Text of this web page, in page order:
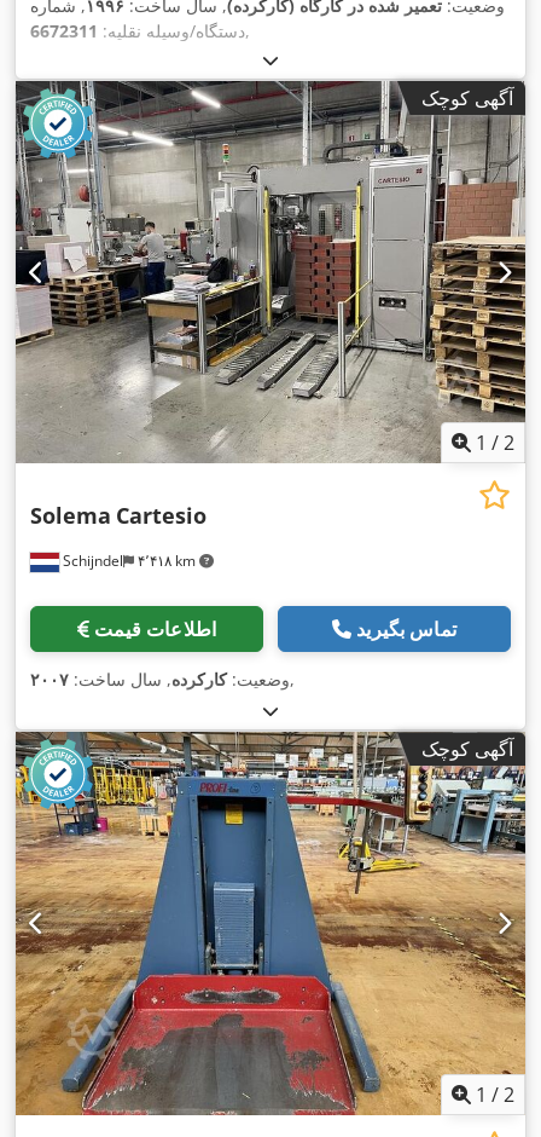
وضعیت: تعمیر شده در کارگاه (کارکرده), سال ساخت: ۱۹۹۶, شماره
دستگاه/وسیله نقلیه: 6672311 ,
آگهی کوچک
1 /2
Schijndel ۴٬۴۱۸ km
Solema Cartesio
اطلاعات قیمت تماس بگیرید
وضعیت:کارکرده, سال ساخت: ۲۰۰۷ ,
آگهی کوچک
1 /2